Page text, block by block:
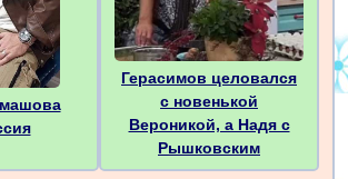
Герасимов целовался
с новенькой
Вероникой, а Надя с
Рышковским